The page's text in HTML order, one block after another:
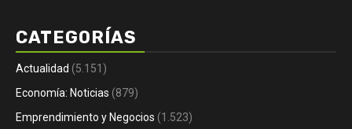
CATEGORÍAS
Actualidad (5.151)
Economía: Noticias (879)
Emprendimiento y Negocios (1.523)